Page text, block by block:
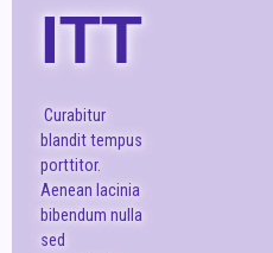
ITT
Curabitur
blandit tempus
porttitor.
Aenean lacinia
bibendum nulla
sed